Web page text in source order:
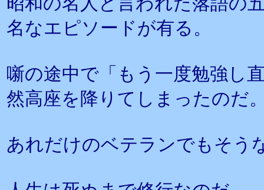
名なエピソードが有る。
噺の途中で「もう一度勉強し
然高座を降りてしまったのだ
あれだけのベテランでもそう